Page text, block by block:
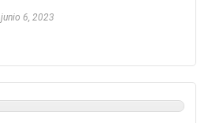
junio 6, 2023